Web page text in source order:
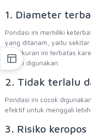
1. Diameter
Pondasi ini memiliki
yang ditanam, yaitu
cm. Ukuran ini terbatas
umum digunakan.
2. Tidak terlalu
Pondasi ini cocok
efektif untuk menggali
3. Risiko keropos